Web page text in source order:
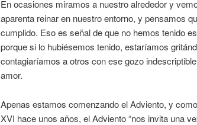
En ocasiones miramos a nuestro alrededor y
aparenta reinar en nuestro entorno, y pensamos
cumplido. Eso es señal de que no hemos tenido
porque si lo hubiésemos tenido, estaríamos
contagiaríamos a otros con ese gozo
amor.
Apenas estamos comenzando el Adviento, y
XVI hace unos años, el Adviento “nos invita una